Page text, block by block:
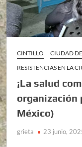
CINTILLO CIUDAD
RESISTENCIAS EN LA
¡La salud
organización
México)
grieta 23 junio,